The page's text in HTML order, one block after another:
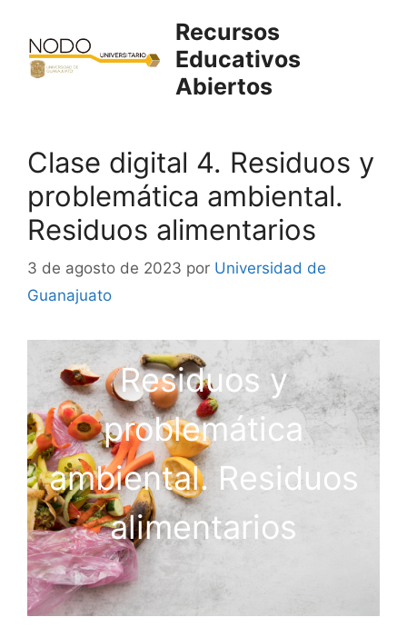
contenido
Recursos
Educativos
Abiertos
Clase digital 4. Residuos y
problemática ambiental.
Residuos alimentarios
3 de agosto de 2023 por Universidad de
Guanajuato
Residuos y
problemática
ambiental. Residuos
alimentarios